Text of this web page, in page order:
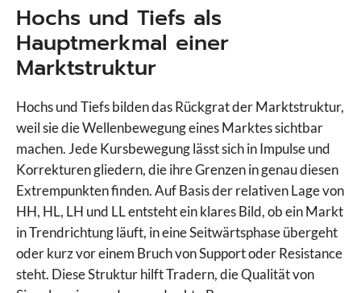
Hochs und Tiefs als
Hauptmerkmal einer
Marktstruktur
Hochs und Tiefs bilden das Rückgrat der Marktstruktur,
weil sie die Wellenbewegung eines Marktes sichtbar
machen. Jede Kursbewegung lässt sich in Impulse und
Korrekturen gliedern, die ihre Grenzen in genau diesen
Extrempunkten finden. Auf Basis der relativen Lage von
HH, HL, LH und LL entsteht ein klares Bild, ob ein Markt
in Trendrichtung läuft, in eine Seitwärtsphase übergeht
oder kurz vor einem Bruch von Support oder Resistance
steht. Diese Struktur hilft Tradern, die Qualität von